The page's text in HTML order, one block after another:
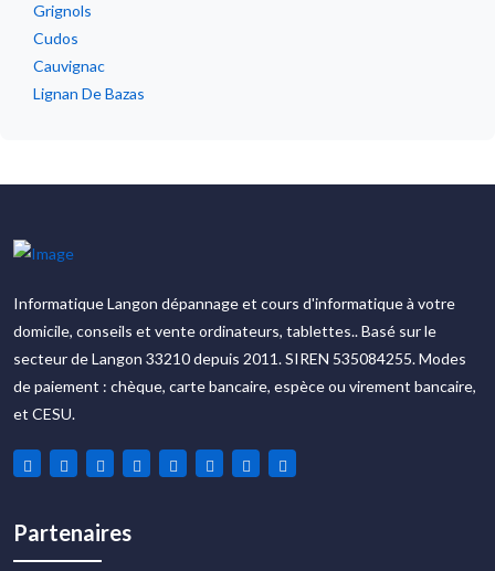
Grignols
Cudos
Cauvignac
Lignan De Bazas
Informatique Langon dépannage et cours d'informatique à votre
domicile, conseils et vente ordinateurs, tablettes.. Basé sur le
secteur de Langon 33210 depuis 2011. SIREN 535084255. Modes
de paiement : chèque, carte bancaire, espèce ou virement bancaire,
et CESU.
Partenaires